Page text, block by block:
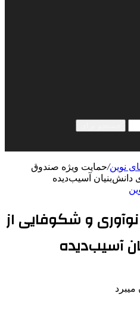
نوین/حمایت ویژه صندوق
آسیب‌دیده
و شکوفایی از
آسیب‌دیده